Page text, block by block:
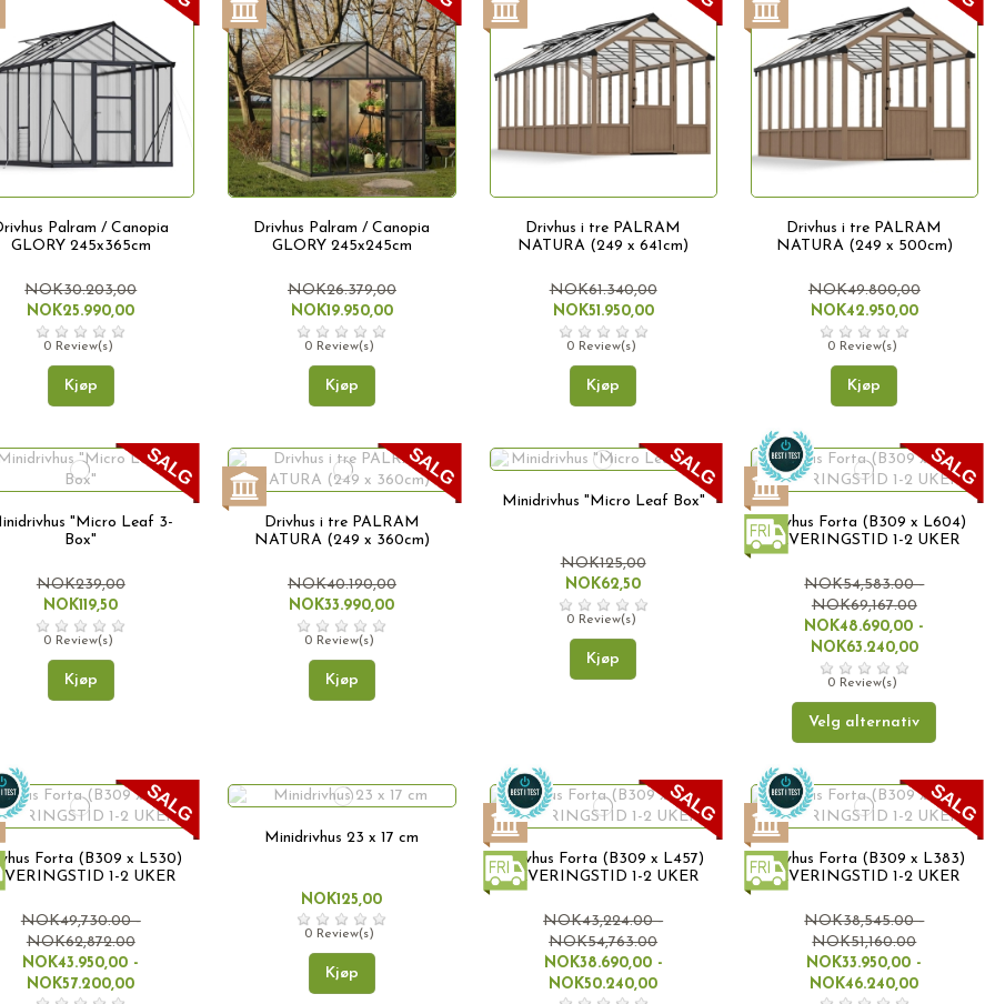
Palram / Canopia
GLORY 245x365cm
NOK30.203,00
NOK25.990,00
0 Review(s)
Kjøp
Drivhus Palram / Canopia
GLORY 245x245cm
NOK26.379,00
NOK19.950,00
0 Review(s)
Kjøp
Drivhus i tre PALRAM
NATURA (249 x 641cm)
NOK61.340,00
NOK51.950,00
0 Review(s)
Kjøp
Drivhus i tre PALRAM
NATURA (249 x 500cm)
NOK49.800,00
NOK42.950,00
0 Review(s)
Kjøp
"Micro Leaf 3-
Box"
NOK239,00
NOK119,50
0 Review(s)
Kjøp
Drivhus i tre PALRAM
NATURA (249 x 360cm)
NOK40.190,00
NOK33.990,00
0 Review(s)
Kjøp
Minidrivhus "Micro Leaf Box"
NOK125,00
NOK62,50
0 Review(s)
Kjøp
Drivhus Forta (B309 x L604)
LEVERINGSTID 1-2 UKER
NOK54,583.00 -
NOK69,167.00
NOK48.690,00 -
NOK63.240,00
0 Review(s)
Velg alternativ
Forta (B309 x L530)
1-2 UKER
NOK49,730.00 -
NOK62,872.00
NOK43.950,00 -
NOK57.200,00
Minidrivhus 23 x 17 cm
NOK125,00
0 Review(s)
Kjøp
Drivhus Forta (B309 x L457)
LEVERINGSTID 1-2 UKER
NOK43,224.00 -
NOK54,763.00
NOK38.690,00 -
NOK50.240,00
Drivhus Forta (B309 x L383)
LEVERINGSTID 1-2 UKER
NOK38,545.00 -
NOK51,160.00
NOK33.950,00 -
NOK46.240,00